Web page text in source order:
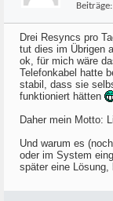
Beiträge:
Drei Resyncs pro
tut dies im Übrigen
ok, für mich wäre
Telefonkabel hatte
stabil, dass sie
funktioniert hätten
Daher mein Motto:
Und warum es
oder im System
später eine